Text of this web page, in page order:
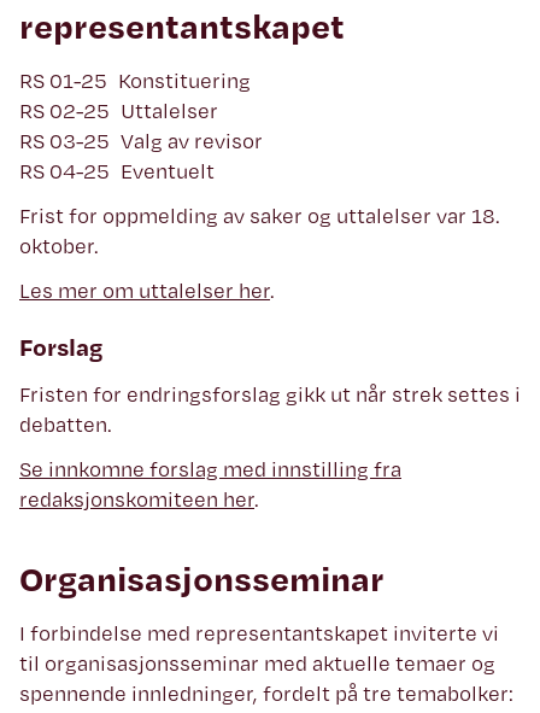
representantskapet
RS 01-25 Konstituering
RS 02-25 Uttalelser
RS 03-25 Valg av revisor
RS 04-25 Eventuelt
Frist for oppmelding av saker og uttalelser var 18.
oktober.
Les mer om uttalelser her.
Forslag
Fristen for endringsforslag gikk ut når strek settes i
debatten.
Se innkomne forslag med innstilling fra
redaksjonskomiteen her.
Organisasjonsseminar
I forbindelse med representantskapet inviterte vi
til organisasjonsseminar med aktuelle temaer og
spennende innledninger, fordelt på tre temabolker: